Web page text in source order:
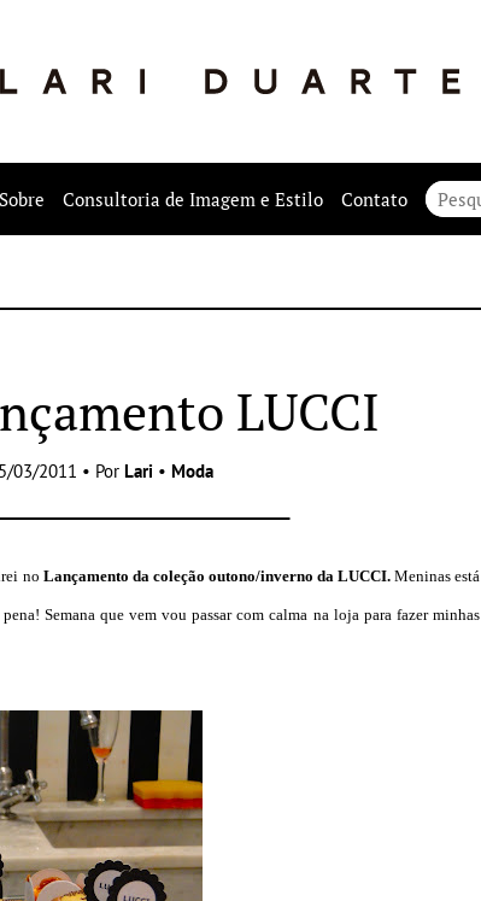
Sobre Consultoria de Imagem e Estilo Contato
LUCCI
03/2011 • Por Lari • Moda
no Lançamento da coleção outono/inverno da LUCCI.Meninas está
Semana que vem vou passar com calma na loja para fazer minhas